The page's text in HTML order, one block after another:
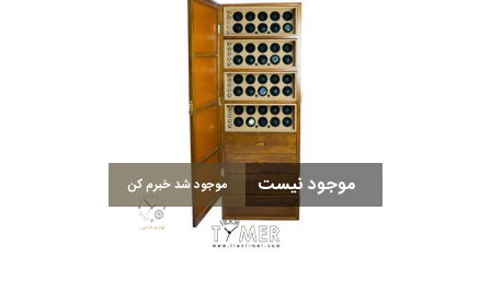
موجود نیست موجود شد خبرم کن